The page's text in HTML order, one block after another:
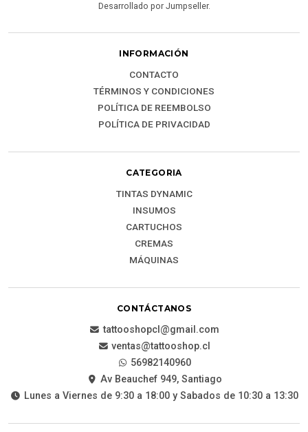
Desarrollado por Jumpseller.
INFORMACIÓN
CONTACTO
TÉRMINOS Y CONDICIONES
POLÍTICA DE REEMBOLSO
POLÍTICA DE PRIVACIDAD
CATEGORIA
TINTAS DYNAMIC
INSUMOS
CARTUCHOS
CREMAS
MÁQUINAS
CONTÁCTANOS
tattooshopcl@gmail.com
ventas@tattooshop.cl
56982140960
Av Beauchef 949, Santiago
Lunes a Viernes de 9:30 a 18:00 y Sabados de 10:30 a 13:30